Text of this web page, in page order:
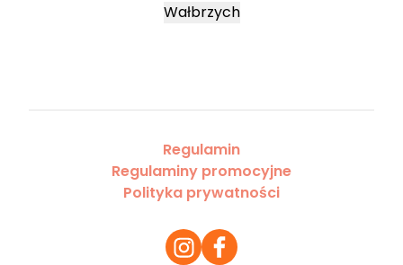
Wałbrzych
Regulamin
Regulaminy promocyjne
Polityka prywatności